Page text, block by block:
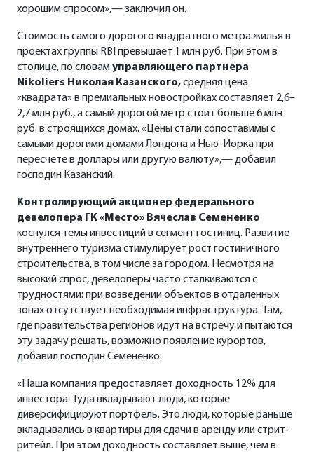
хорошим спросом»,— заключил он.
Стоимость самого дорогого квадратного метра жилья в
проектах группы RBI превышает 1 млн руб. При этом в
столице, по словамуправляющего партнера
Nikoliers Николая Казанского,средняя цена
«квадрата» в премиальных новостройках составляет 2,6–
2,7 млн руб., а самый дорогой метр стоит больше 6 млн
руб. в строящихся домах. «Цены стали сопоставимы с
самыми дорогими домами Лондона и Нью-Йорка при
пересчете в доллары или другую валюту»,— добавил
господин Казанский.
Контролирующий акционер федерального
девелопера ГК «Место» Вячеслав Семененко
коснулся темы инвестиций в сегмент гостиниц. Развитие
внутреннего туризма стимулирует рост гостиничного
строительства, в том числе за городом. Несмотря на
высокий спрос, девелоперы часто сталкиваются с
трудностями: при возведении объектов в отдаленных
зонах отсутствует необходимая инфраструктура. Там,
где правительства регионов идут на встречу и пытаются
эту задачу решать, возможно появление курортов,
добавил господин Семененко.
«Наша компания предоставляет доходность 12% для
инвестора. Туда вкладывают люди, которые
диверсифицируют портфель. Это люди, которые раньше
вкладывались в квартиры для сдачи в аренду или стрит-
ритейл. При этом доходность составляет выше, чем в